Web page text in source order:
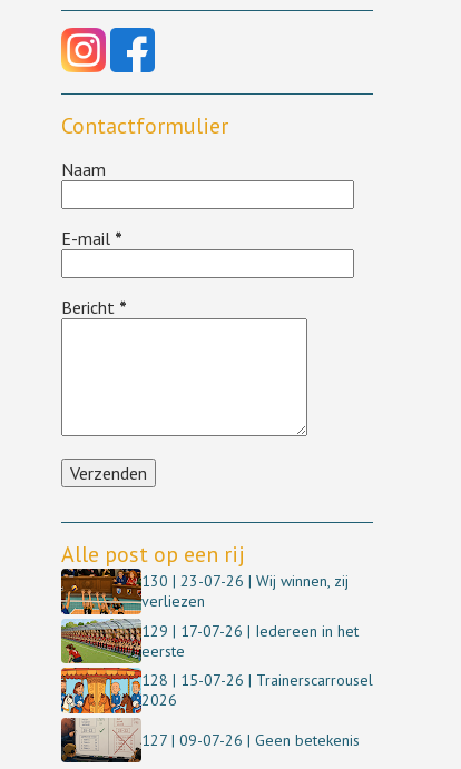
Contactformulier
Naam
E-mail *
Bericht *
Alle post op een rij
130 | 23-07-26 | Wij winnen, zij
verliezen
129 | 17-07-26 | Iedereen in het
eerste
128 | 15-07-26 | Trainerscarrousel
2026
127 | 09-07-26 | Geen betekenis